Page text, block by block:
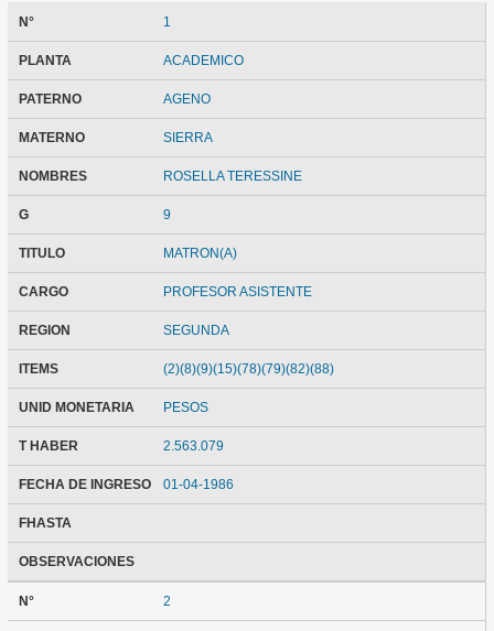
N° 1
PLANTA ACADEMICO
PATERNO AGENO
MATERNO SIERRA
NOMBRES ROSELLA TERESSINE
G 9
TITULO MATRON(A)
CARGO PROFESOR ASISTENTE
REGION SEGUNDA
ITEMS (2)(8)(9)(15)(78)(79)(82)(88)
UNID MONETARIA PESOS
T HABER 2.563.079
FECHA DE INGRESO 01-04-1986
FHASTA
OBSERVACIONES
N° 2